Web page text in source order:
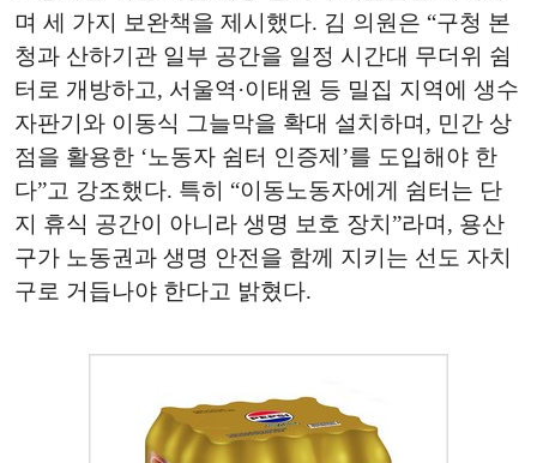
며 세 가지 보완책을 제시했다. 김 의원은 “구청 본
청과 산하기관 일부 공간을 일정 시간대 무더위 쉼
터로 개방하고, 서울역·이태원 등 밀집 지역에 생수
자판기와 이동식 그늘막을 확대 설치하며, 민간 상
점을 활용한 ‘노동자 쉼터 인증제’를 도입해야 한
다”고 강조했다. 특히 “이동노동자에게 쉼터는 단
지 휴식 공간이 아니라 생명 보호 장치”라며, 용산
구가 노동권과 생명 안전을 함께 지키는 선도 자치
구로 거듭나야 한다고 밝혔다.